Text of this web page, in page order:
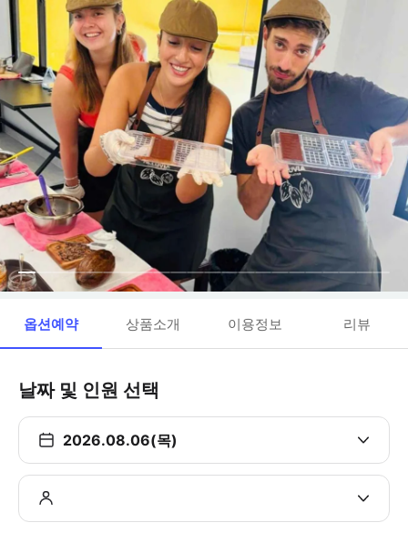
옵션예약 상품소개 이용정보 리뷰
날짜 및 인원 선택
2026.08.06(목)